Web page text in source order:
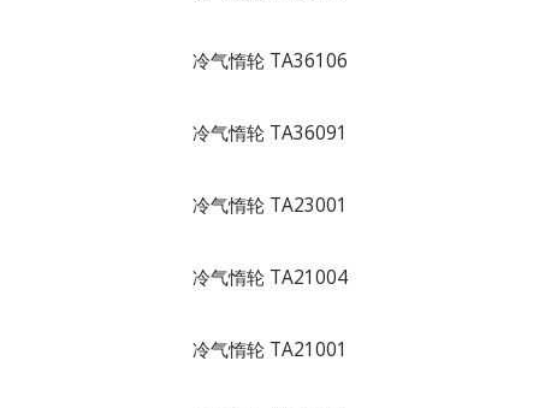
冷气惰轮 TA36106
冷气惰轮 TA36091
冷气惰轮 TA23001
冷气惰轮 TA21004
冷气惰轮 TA21001